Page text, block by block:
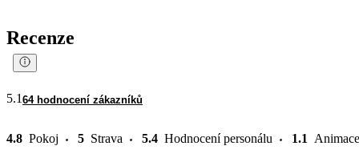
Recenze
5.1 64 hodnocení zákazníků
4.8 Pokoj 5 Strava 5.4 Hodnocení personálu 1.1 Animace